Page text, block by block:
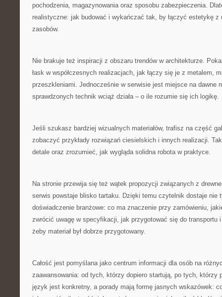
pochodzenia, magazynowania oraz sposobu zabezpieczenia.
realistyczne: jak budować i wykańczać tak, by łączyć estetykę
zasobów.
Nie brakuje też inspiracji z obszaru trendów w architekturze.
łask w współczesnych realizacjach, jak łączy się je z metalem,
przeszkleniami. Jednocześnie w serwisie jest miejsce na dawne
sprawdzonych technik wciąż działa – o ile rozumie się ich logikę.
Jeśli szukasz bardziej wizualnych materiałów, trafisz na część
zobaczyć przykłady rozwiązań ciesielskich i innych realizacji.
detale oraz zrozumieć, jak wygląda solidna robota w praktyce.
Na stronie przewija się też wątek propozycji związanych z
serwis powstaje blisko tartaku. Dzięki temu czytelnik dostaje nie
doświadczenie branżowe: co ma znaczenie przy zamówieniu,
zwrócić uwagę w specyfikacji, jak przygotować się do transportu
żeby materiał był dobrze przygotowany.
Całość jest pomyślana jako centrum informacji dla osób na
zaawansowania: od tych, którzy dopiero startują, po tych, którzy
język jest konkretny, a porady mają formę jasnych wskazówek: